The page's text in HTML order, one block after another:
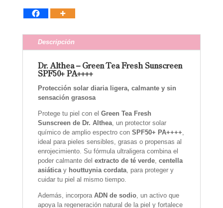
Descripción
Dr. Althea – Green Tea Fresh Sunscreen
SPF50+ PA++++
Protección solar diaria ligera, calmante y sin
sensación grasosa
Protege tu piel con el Green Tea Fresh
Sunscreen de Dr. Althea, un protector solar
químico de amplio espectro con SPF50+ PA++++,
ideal para pieles sensibles, grasas o propensas al
enrojecimiento. Su fórmula ultraligera combina el
poder calmante del extracto de té verde, centella
asiáticay houttuynia cordata, para proteger y
cuidar tu piel al mismo tiempo.
Además, incorpora ADN de sodio, un activo que
apoya la regeneración natural de la piel y fortalece